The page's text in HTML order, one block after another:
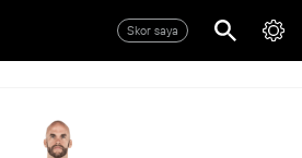
Skor saya